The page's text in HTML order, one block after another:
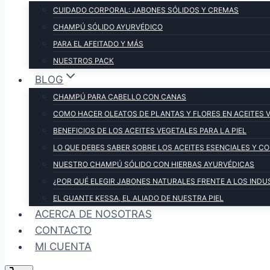
CUIDADO CORPORAL: JABONES SÓLIDOS Y CREMAS
CHAMPÚ SÓLIDO AYURVÉDICO
PARA EL AFEITADO Y MÁS
NUESTROS PACK
BLOG
CHAMPÚ PARA CABELLO CON CANAS
COMO HACER OLEATOS DE PLANTAS Y FLORES EN ACEITES
BENEFICIOS DE LOS ACEITES VEGETALES PARA LA PIEL
LO QUE DEBES SABER SOBRE LOS ACEITES ESENCIALES Y
NUESTRO CHAMPÚ SÓLIDO CON HIERBAS AYURVÉDICAS
¿POR QUÉ ELEGIR JABONES NATURALES FRENTE A LOS
EL GUANTE KESSA, EL ALIADO DE NUESTRA PIEL
ACERCA DE NOSOTRAS
CONTACTO
MI CUENTA